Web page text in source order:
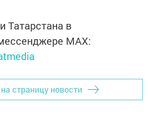
Татарстана в
MАХ:
страницу новости